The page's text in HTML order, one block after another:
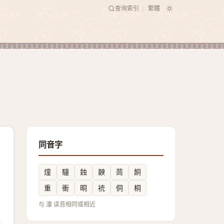
查询索引 繁體
同音字
燑 䮵 鉵 螤 茼
餇
重
衝 晍 䘪 侗 桐
与 潼 读音相同或相近